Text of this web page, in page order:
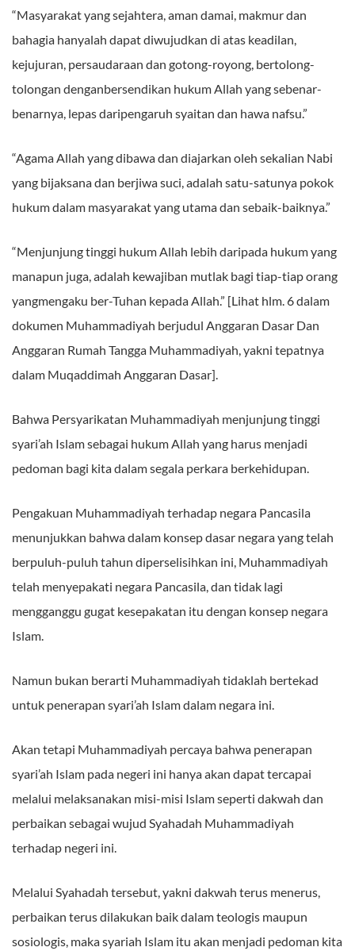
“Masyarakat yang sejahtera, aman damai, makmur dan
bahagia hanyalah dapat diwujudkan di atas keadilan,
kejujuran, persaudaraan dan gotong-royong, bertolong-
tolongan denganbersendikan hukum Allah yang sebenar-
benarnya, lepas daripengaruh syaitan dan hawa nafsu.”
“Agama Allah yang dibawa dan diajarkan oleh sekalian Nabi
yang bijaksana dan berjiwa suci, adalah satu-satunya pokok
hukum dalam masyarakat yang utama dan sebaik-baiknya.”
“Menjunjung tinggi hukum Allah lebih daripada hukum yang
manapun juga, adalah kewajiban mutlak bagi tiap-tiap orang
yangmengaku ber-Tuhan kepada Allah.” [Lihat hlm. 6 dalam
dokumen Muhammadiyah berjudul Anggaran Dasar Dan
Anggaran Rumah Tangga Muhammadiyah, yakni tepatnya
dalam Muqaddimah Anggaran Dasar].
Bahwa Persyarikatan Muhammadiyah menjunjung tinggi
syari’ah Islam sebagai hukum Allah yang harus menjadi
pedoman bagi kita dalam segala perkara berkehidupan.
Pengakuan Muhammadiyah terhadap negara Pancasila
menunjukkan bahwa dalam konsep dasar negara yang telah
berpuluh-puluh tahun diperselisihkan ini, Muhammadiyah
telah menyepakati negara Pancasila, dan tidak lagi
mengganggu gugat kesepakatan itu dengan konsep negara
Islam.
Namun bukan berarti Muhammadiyah tidaklah bertekad
untuk penerapan syari’ah Islam dalam negara ini.
Akan tetapi Muhammadiyah percaya bahwa penerapan
syari’ah Islam pada negeri ini hanya akan dapat tercapai
melalui melaksanakan misi-misi Islam seperti dakwah dan
perbaikan sebagai wujud Syahadah Muhammadiyah
terhadap negeri ini.
Melalui Syahadah tersebut, yakni dakwah terus menerus,
perbaikan terus dilakukan baik dalam teologis maupun
sosiologis, maka syariah Islam itu akan menjadi pedoman kita